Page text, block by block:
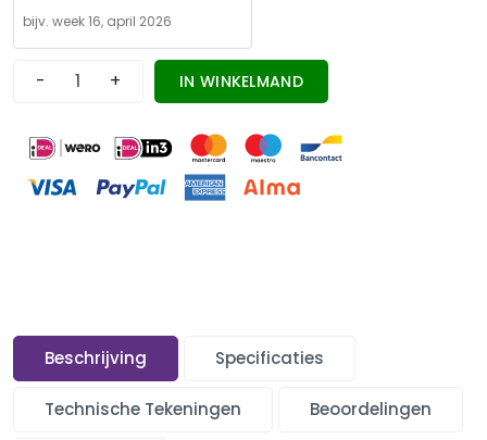
- + IN WINKELMAND
Beschrijving Specificaties
Technische Tekeningen Beoordelingen